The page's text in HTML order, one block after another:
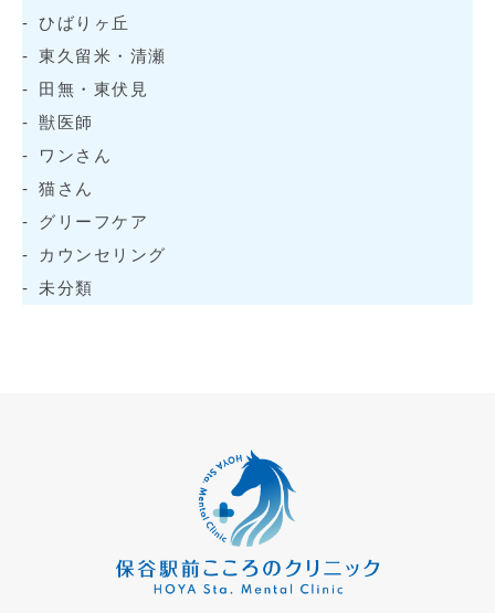
ひばりヶ丘
東久留米・清瀬
田無・東伏見
獣医師
ワンさん
猫さん
グリーフケア
カウンセリング
未分類